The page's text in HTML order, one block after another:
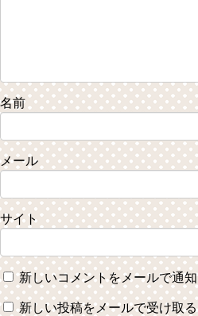
名前
メール
サイト
新しいコメントをメールで通知
新しい投稿をメールで受け取る